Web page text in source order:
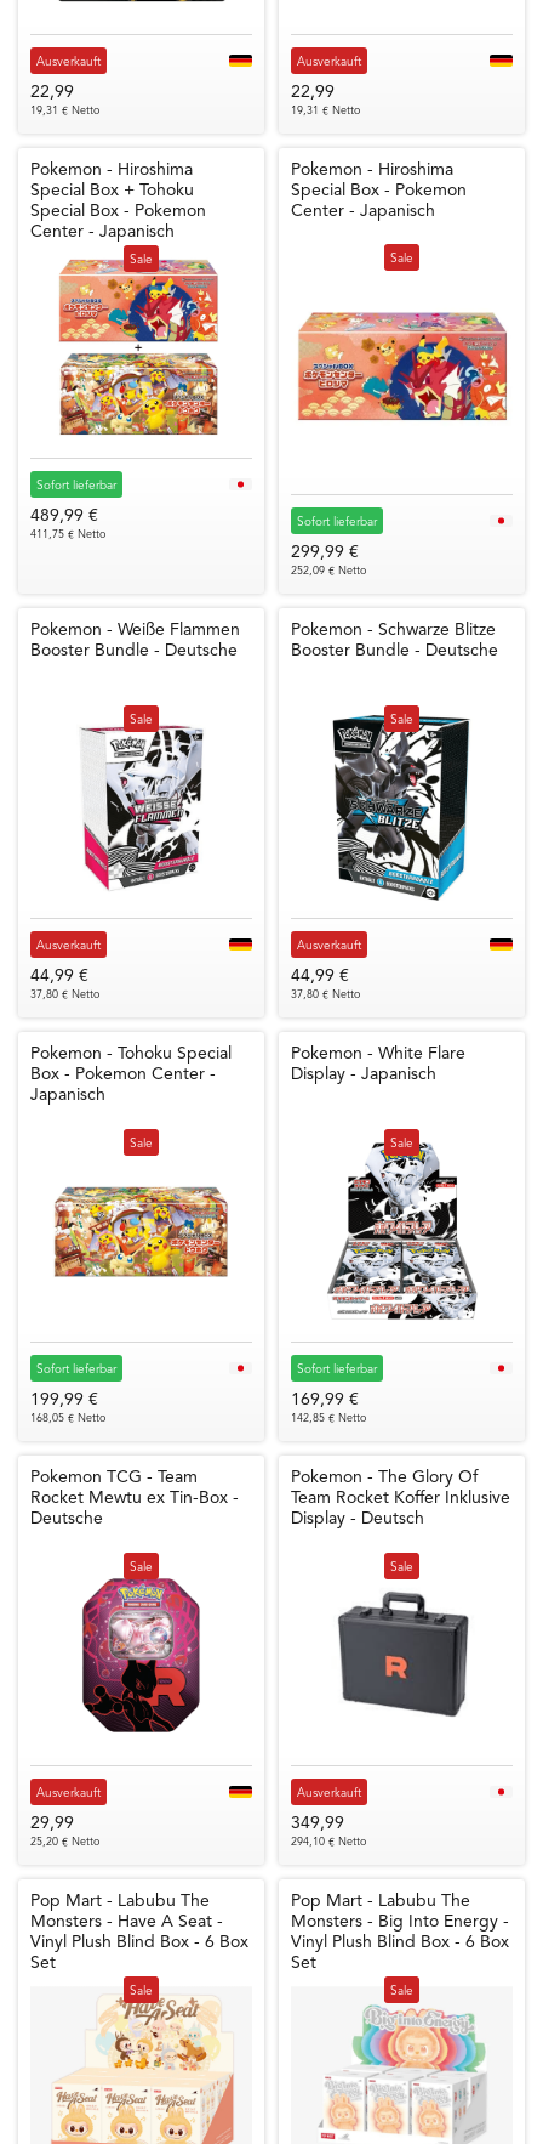
Ausverkauft
22,99
19,31 € Netto
Ausverkauft
22,99
19,31 € Netto
Pokemon - Hiroshima
Special Box + Tohoku
Special Box - Pokemon
Center - Japanisch
Sale
Sofort lieferbar
489,99 €
411,75 € Netto
Pokemon - Hiroshima
Special Box - Pokemon
Center - Japanisch
Sale
Sofort lieferbar
299,99 €
252,09 € Netto
Pokemon - Weiße Flammen
Booster Bundle - Deutsche
Sale
Ausverkauft
44,99 €
37,80 € Netto
Pokemon - Schwarze Blitze
Booster Bundle - Deutsche
Sale
Ausverkauft
44,99 €
37,80 € Netto
Pokemon - Tohoku Special
Box - Pokemon Center -
Japanisch
Sale
Sofort lieferbar
199,99 €
168,05 € Netto
Pokemon - White Flare
Display - Japanisch
Sale
Sofort lieferbar
169,99 €
142,85 € Netto
Pokemon TCG - Team
Rocket Mewtu ex Tin-Box -
Deutsche
Sale
Ausverkauft
29,99
25,20 € Netto
Pokemon - The Glory Of
Team Rocket Koffer Inklusive
Display - Deutsch
Sale
Ausverkauft
349,99
294,10 € Netto
Pop Mart - Labubu The
Monsters - Have A Seat -
Vinyl Plush Blind Box - 6 Box
Set
Sale
Pop Mart - Labubu The
Monsters - Big Into Energy -
Vinyl Plush Blind Box - 6 Box
Set
Sale